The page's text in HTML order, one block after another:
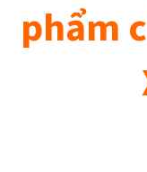
phẩm